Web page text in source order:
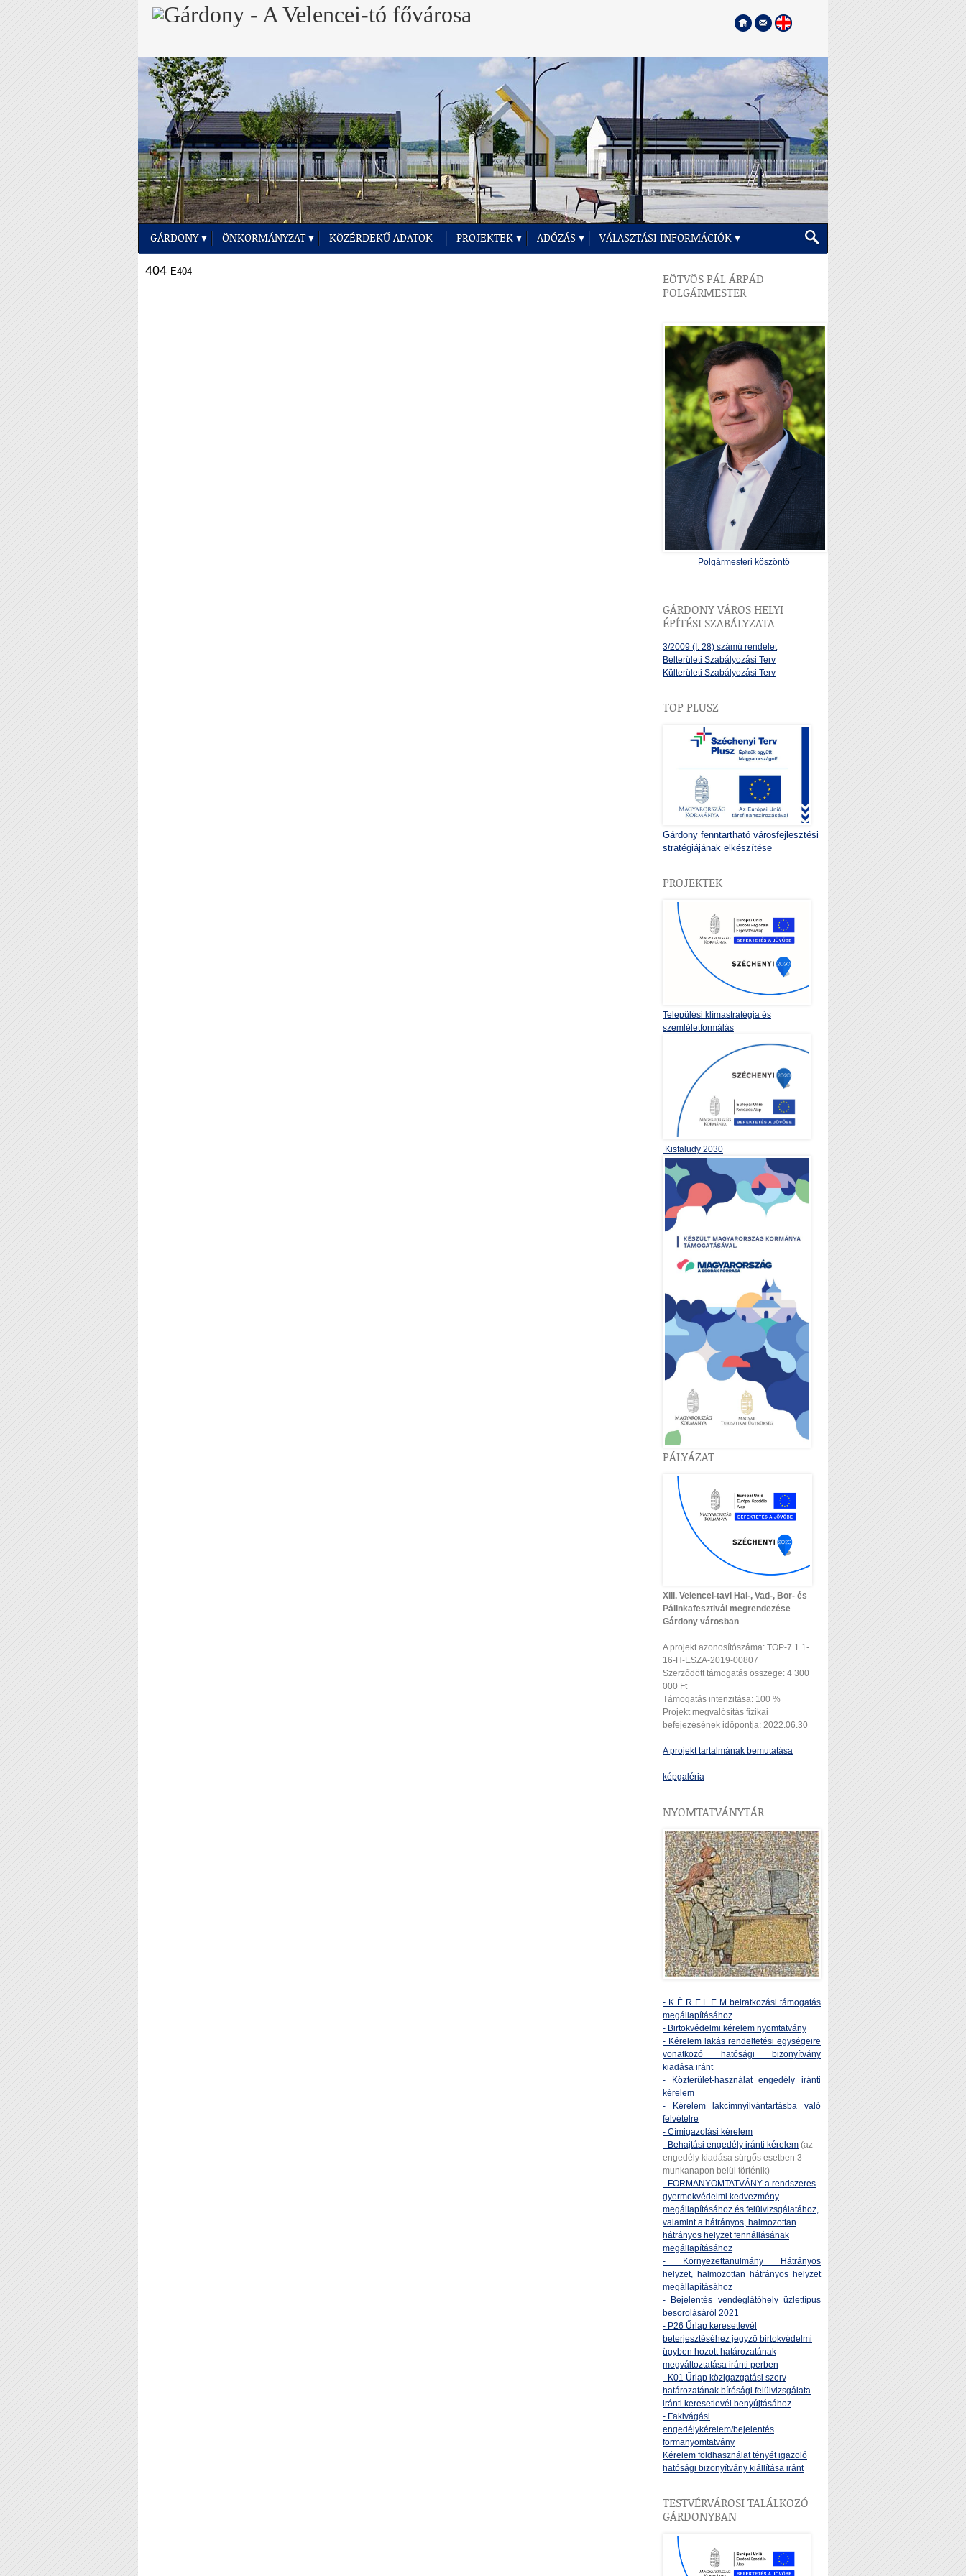
GÁRDONY ÖNKORMÁNYZAT KÖZÉRDEKŰ ADATOK PROJEKTEK ADÓZÁS VÁLASZTÁSI INFORMÁCIÓK
404 E404
EÖTVÖS PÁL ÁRPÁD
POLGÁRMESTER
Polgármesteri köszöntő
GÁRDONY VÁROS HELYI
ÉPÍTÉSI SZABÁLYZATA
3/2009 (I. 28) számú rendelet
Belterületi Szabályozási Terv
Külterületi Szabályozási Terv
TOP PLUSZ
Gárdony fenntartható városfejlesztési
stratégiájának elkészítése
PROJEKTEK
Települési klímastratégia és
szemléletformálás
Kisfaludy 2030
PÁLYÁZAT
XIII. Velencei-tavi Hal-, Vad-, Bor- és
Pálinkafesztivál megrendezése
Gárdony városban
A projekt azonosítószáma: TOP-7.1.1-
16-H-ESZA-2019-00807
Szerződött támogatás összege: 4 300
000 Ft
Támogatás intenzitása: 100 %
Projekt megvalósítás fizikai
befejezésének időpontja: 2022.06.30
A projekt tartalmának bemutatása
képgaléria
NYOMTATVÁNYTÁR
- K É R E L E M beiratkozási támogatás
megállapításához
- Birtokvédelmi kérelem nyomtatvány
- Kérelem lakás rendeltetési egységeire
vonatkozó hatósági bizonyítvány
kiadása iránt
- Közterület-használat engedély iránti
kérelem
- Kérelem lakcímnyilvántartásba való
felvételre
- Címigazolási kérelem
- Behajtási engedély iránti kérelem (az
engedély kiadása sürgős esetben 3
munkanapon belül történik)
- FORMANYOMTATVÁNY a rendszeres
gyermekvédelmi kedvezmény
megállapításához és felülvizsgálatához,
valamint a hátrányos, halmozottan
hátrányos helyzet fennállásának
megállapításához
- Környezettanulmány Hátrányos
helyzet, halmozottan hátrányos helyzet
megállapításához
- Bejelentés vendéglátóhely üzlettípus
besorolásáról 2021
- P26 Űrlap keresetlevél
beterjesztéséhez jegyző birtokvédelmi
ügyben hozott határozatának
megváltoztatása iránti perben
- K01 Űrlap közigazgatási szerv
határozatának bírósági felülvizsgálata
iránti keresetlevél benyújtásához
- Fakivágási
engedélykérelem/bejelentés
formanyomtatvány
Kérelem földhasználat tényét igazoló
hatósági bizonyítvány kiállítása iránt
TESTVÉRVÁROSI TALÁLKOZÓ
GÁRDONYBAN